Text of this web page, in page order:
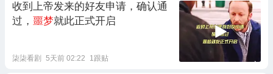
收到上帝发来的好友申请，确认通
过， 噩梦就此正式开启
柒柒看剧 5天前 02:22 1跟贴